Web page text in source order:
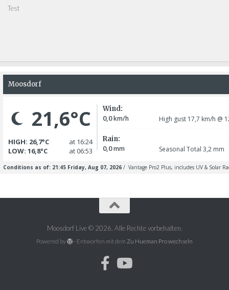
Test
Moosdorf Live © 2026. Alle Rechte vorbehalten.
Powered by - Entworfen mit dem Zu Hueman Pro wechseln